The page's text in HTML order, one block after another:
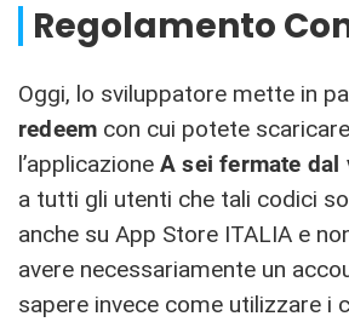
Regolamento
Oggi, lo sviluppatore mette in
redeem con cui potete
l’applicazione A sei fermate dal
a tutti gli utenti che tali codici
anche su App Store ITALIA e
avere necessariamente un
sapere invece come utilizzare i